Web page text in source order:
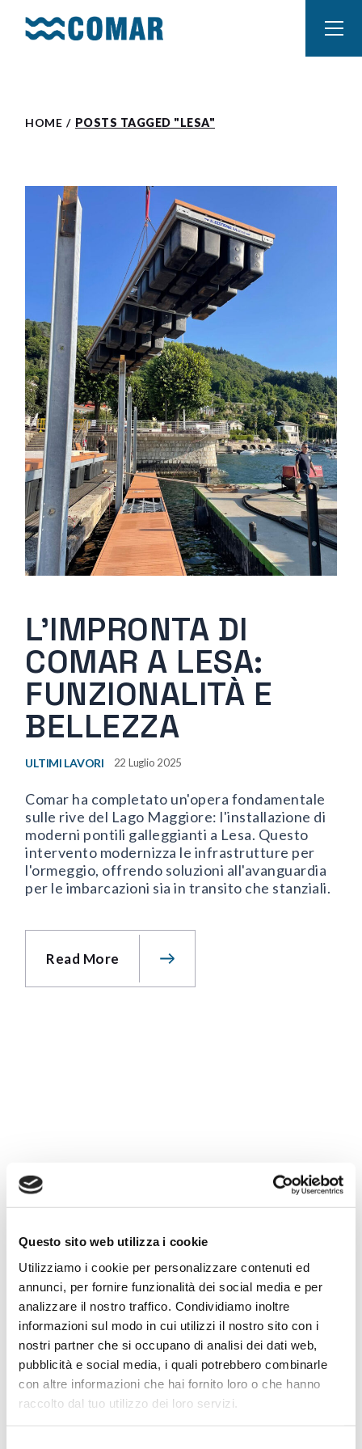
Questo sito web utilizza i cookie
Utilizziamo i cookie per personalizzare contenuti ed
annunci, per fornire funzionalità dei social media e per
analizzare il nostro traffico. Condividiamo inoltre
informazioni sul modo in cui utilizzi il nostro sito con i
nostri partner che si occupano di analisi dei dati web,
pubblicità e social media, i quali potrebbero combinarle
con altre informazioni che hai fornito loro o che hanno
raccolto dal tuo utilizzo dei loro servizi.
HOME POSTS TAGGED "LESA"
L’IMPRONTA DI
COMAR A LESA:
FUNZIONALITÀ E
BELLEZZA
ULTIMI LAVORI 22 Luglio 2025
Comar ha completato un'opera fondamentale
sulle rive del Lago Maggiore: l'installazione di
moderni pontili galleggianti a Lesa. Questo
intervento modernizza le infrastrutture per
l'ormeggio, offrendo soluzioni all'avanguardia
per le imbarcazioni sia in transito che stanziali.
Read More
CERCA
CATEGORIE
EVENTI
NEWS
ULTIMI LAVORI
ULTIME NOTIZIE